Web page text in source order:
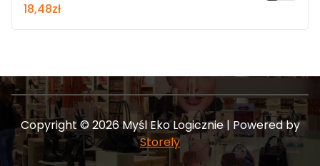
18,48zł
Copyright © 2026 Myśl Eko Logicznie | Powered by
Storely